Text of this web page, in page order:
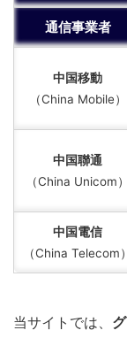
通信事業者
中国移動
（China Mobile）
中国聯通
（China Unicom）
中国電信
（China Telecom）
当サイトでは、